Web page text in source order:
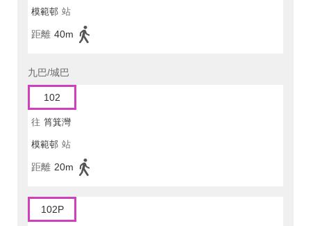
模範邨 站
距離 40m
九巴/城巴
102
往 筲箕灣
模範邨 站
距離 20m
102P